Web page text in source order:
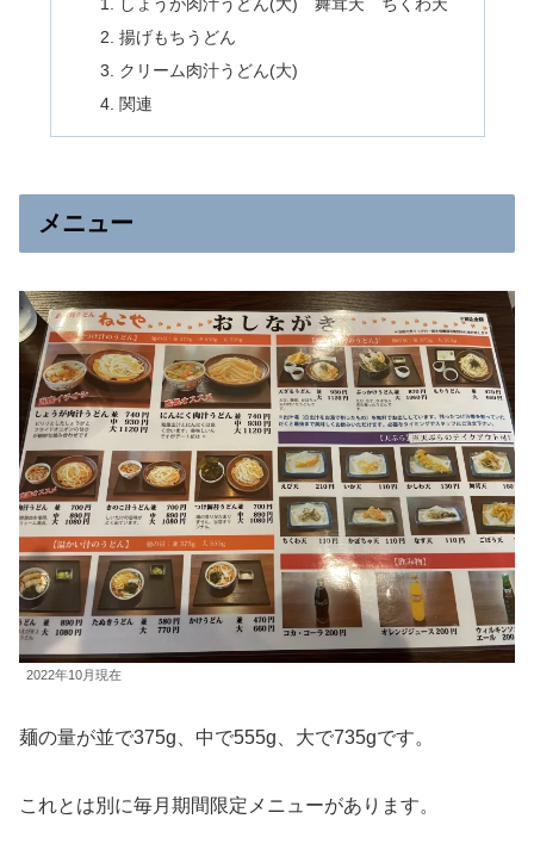
揚げもちうどん
クリーム肉汁うどん(大)
関連
メニュー
2022年10月現在
麺の量が並で375g、中で555g、大で735gです。
これとは別に毎月期間限定メニューがあります。